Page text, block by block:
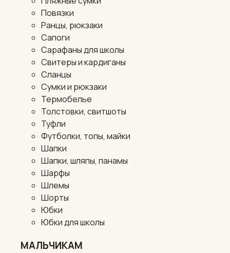
Повязки
Ранцы, рюкзаки
Сапоги
Сарафаны для школы
Свитеры и кардиганы
Сланцы
Сумки и рюкзаки
Термобелье
Толстовки, свитшоты
Туфли
Футболки, топы, майки
Шапки
Шапки, шляпы, панамы
Шарфы
Шлемы
Шорты
Юбки
Юбки для школы
МАЛЬЧИКАМ